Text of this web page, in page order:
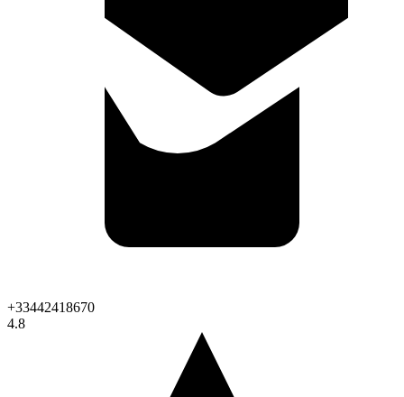
+33442418670
4.8